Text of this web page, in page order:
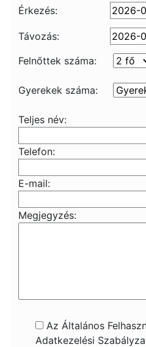
Érkezés:
Távozás:
Felnőttek száma:
Gyerekek száma:
Teljes név:
Telefon:
E-mail:
Megjegyzés:
Az Általános
Adatkezelési